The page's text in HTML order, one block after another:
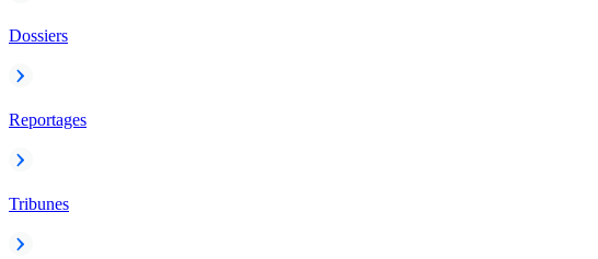
Dossiers
Reportages
Tribunes